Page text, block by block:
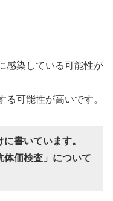
感染している可能性が
る可能性が高いです。
書いています。
体価検査」について